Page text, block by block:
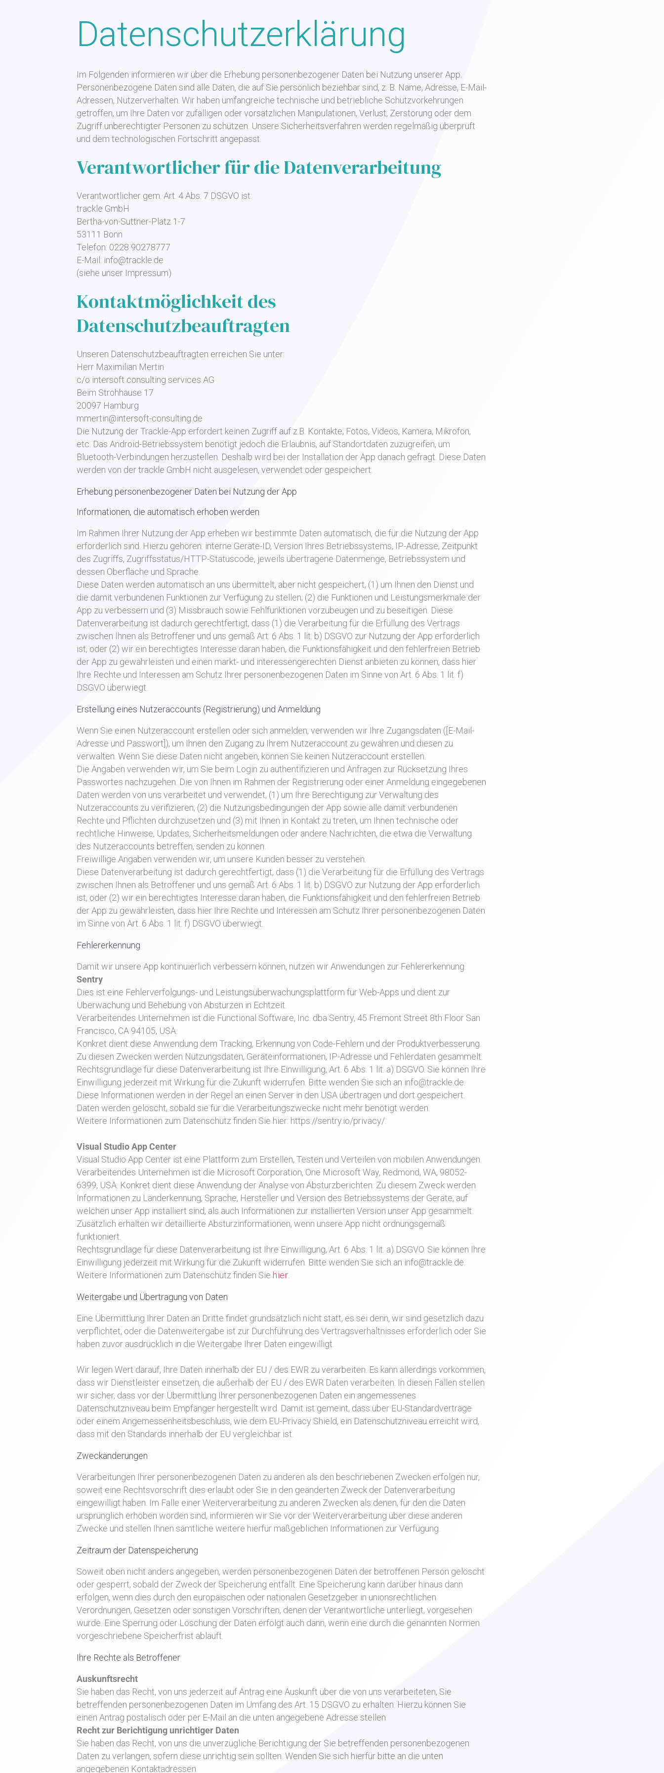
Datenschutzerklärung
Im Folgenden informieren wir über die Erhebung personenbezogener Daten bei Nutzung unserer App.
Personenbezogene Daten sind alle Daten, die auf Sie persönlich beziehbar sind, z. B. Name, Adresse, E-Mail-
Adressen, Nutzerverhalten. Wir haben umfangreiche technische und betriebliche Schutzvorkehrungen
getroffen, um Ihre Daten vor zufälligen oder vorsätzlichen Manipulationen, Verlust, Zerstörung oder dem
Zugriff unberechtigter Personen zu schützen. Unsere Sicherheitsverfahren werden regelmäßig überprüft
und dem technologischen Fortschritt angepasst.
Verantwortlicher für die Datenverarbeitung
Verantwortlicher gem. Art. 4 Abs. 7 DSGVO ist:
trackle GmbH
Bertha-von-Suttner-Platz 1-7
53111 Bonn
Telefon: 0228 90278777
E-Mail: info@trackle.de
(siehe unser Impressum)
Kontaktmöglichkeit des
Datenschutzbeauftragten
Unseren Datenschutzbeauftragten erreichen Sie unter:
Herr Maximilian Mertin
c/o intersoft consulting services AG
Beim Strohhause 17
20097 Hamburg
mmertin@intersoft-consulting.de
Die Nutzung der Trackle-App erfordert keinen Zugriff auf z.B. Kontakte, Fotos, Videos, Kamera, Mikrofon,
etc. Das Android-Betriebssystem benötigt jedoch die Erlaubnis, auf Standortdaten zuzugreifen, um
Bluetooth-Verbindungen herzustellen. Deshalb wird bei der Installation der App danach gefragt. Diese Daten
werden von der trackle GmbH nicht ausgelesen, verwendet oder gespeichert.
Erhebung personenbezogener Daten bei Nutzung der App
Informationen, die automatisch erhoben werden
Im Rahmen Ihrer Nutzung der App erheben wir bestimmte Daten automatisch, die für die Nutzung der App
erforderlich sind. Hierzu gehören: interne Geräte-ID, Version Ihres Betriebssystems, IP-Adresse, Zeitpunkt
des Zugriffs, Zugriffsstatus/HTTP-Statuscode, jeweils übertragene Datenmenge, Betriebssystem und
dessen Oberfläche und Sprache.
Diese Daten werden automatisch an uns übermittelt, aber nicht gespeichert, (1) um Ihnen den Dienst und
die damit verbundenen Funktionen zur Verfügung zu stellen; (2) die Funktionen und Leistungsmerkmale der
App zu verbessern und (3) Missbrauch sowie Fehlfunktionen vorzubeugen und zu beseitigen. Diese
Datenverarbeitung ist dadurch gerechtfertigt, dass (1) die Verarbeitung für die Erfüllung des Vertrags
zwischen Ihnen als Betroffener und uns gemäß Art. 6 Abs. 1 lit. b) DSGVO zur Nutzung der App erforderlich
ist, oder (2) wir ein berechtigtes Interesse daran haben, die Funktionsfähigkeit und den fehlerfreien Betrieb
der App zu gewährleisten und einen markt- und interessengerechten Dienst anbieten zu können, dass hier
Ihre Rechte und Interessen am Schutz Ihrer personenbezogenen Daten im Sinne von Art. 6 Abs. 1 lit. f)
DSGVO überwiegt.
Erstellung eines Nutzeraccounts (Registrierung) und Anmeldung
Wenn Sie einen Nutzeraccount erstellen oder sich anmelden, verwenden wir Ihre Zugangsdaten ([E-Mail-
Adresse und Passwort]), um Ihnen den Zugang zu Ihrem Nutzeraccount zu gewähren und diesen zu
verwalten. Wenn Sie diese Daten nicht angeben, können Sie keinen Nutzeraccount erstellen.
Die Angaben verwenden wir, um Sie beim Login zu authentifizieren und Anfragen zur Rücksetzung Ihres
Passwortes nachzugehen. Die von Ihnen im Rahmen der Registrierung oder einer Anmeldung eingegebenen
Daten werden von uns verarbeitet und verwendet, (1) um Ihre Berechtigung zur Verwaltung des
Nutzeraccounts zu verifizieren; (2) die Nutzungsbedingungen der App sowie alle damit verbundenen
Rechte und Pflichten durchzusetzen und (3) mit Ihnen in Kontakt zu treten, um Ihnen technische oder
rechtliche Hinweise, Updates, Sicherheitsmeldungen oder andere Nachrichten, die etwa die Verwaltung
des Nutzeraccounts betreffen, senden zu können.
Freiwillige Angaben verwenden wir, um unsere Kunden besser zu verstehen.
Diese Datenverarbeitung ist dadurch gerechtfertigt, dass (1) die Verarbeitung für die Erfüllung des Vertrags
zwischen Ihnen als Betroffener und uns gemäß Art. 6 Abs. 1 lit. b) DSGVO zur Nutzung der App erforderlich
ist, oder (2) wir ein berechtigtes Interesse daran haben, die Funktionsfähigkeit und den fehlerfreien Betrieb
der App zu gewährleisten, dass hier Ihre Rechte und Interessen am Schutz Ihrer personenbezogenen Daten
im Sinne von Art. 6 Abs. 1 lit. f) DSGVO überwiegt.
Fehlererkennung
Damit wir unsere App kontinuierlich verbessern können, nutzen wir Anwendungen zur Fehlererkennung.
Sentry
Dies ist eine Fehlerverfolgungs- und Leistungsüberwachungsplattform für Web-Apps und dient zur
Überwachung und Behebung von Abstürzen in Echtzeit.
Verarbeitendes Unternehmen ist die Functional Software, Inc. dba Sentry, 45 Fremont Street 8th Floor San
Francisco, CA 94105, USA.
Konkret dient diese Anwendung dem Tracking, Erkennung von Code-Fehlern und der Produktverbesserung.
Zu diesen Zwecken werden Nutzungsdaten, Geräteinformationen, IP-Adresse und Fehlerdaten gesammelt.
Rechtsgrundlage für diese Datenverarbeitung ist Ihre Einwilligung, Art. 6 Abs. 1 lit. a) DSGVO. Sie können Ihre
Einwilligung jederzeit mit Wirkung für die Zukunft widerrufen. Bitte wenden Sie sich an info@trackle.de.
Diese Informationen werden in der Regel an einen Server in den USA übertragen und dort gespeichert.
Daten werden gelöscht, sobald sie für die Verarbeitungszwecke nicht mehr benötigt werden.
Weitere Informationen zum Datenschutz finden Sie hier: https://sentry.io/privacy/.
Visual Studio App Center
Visual Studio App Center ist eine Plattform zum Erstellen, Testen und Verteilen von mobilen Anwendungen.
Verarbeitendes Unternehmen ist die Microsoft Corporation, One Microsoft Way, Redmond, WA, 98052-
6399, USA. Konkret dient diese Anwendung der Analyse von Absturzberichten. Zu diesem Zweck werden
Informationen zu Länderkennung, Sprache, Hersteller und Version des Betriebssystems der Geräte, auf
welchen unser App installiert sind, als auch Informationen zur installierten Version unser App gesammelt.
Zusätzlich erhalten wir detaillierte Absturzinformationen, wenn unsere App nicht ordnungsgemäß
funktioniert.
Rechtsgrundlage für diese Datenverarbeitung ist Ihre Einwilligung, Art. 6 Abs. 1 lit. a) DSGVO. Sie können Ihre
Einwilligung jederzeit mit Wirkung für die Zukunft widerrufen. Bitte wenden Sie sich an info@trackle.de.
Weitere Informationen zum Datenschutz finden Sie hier
Weitergabe und Übertragung von Daten
Eine Übermittlung Ihrer Daten an Dritte findet grundsätzlich nicht statt, es sei denn, wir sind gesetzlich dazu
verpflichtet, oder die Datenweitergabe ist zur Durchführung des Vertragsverhältnisses erforderlich oder Sie
haben zuvor ausdrücklich in die Weitergabe Ihrer Daten eingewilligt.
Wir legen Wert darauf, Ihre Daten innerhalb der EU / des EWR zu verarbeiten. Es kann allerdings vorkommen,
dass wir Dienstleister einsetzen, die außerhalb der EU / des EWR Daten verarbeiten. In diesen Fällen stellen
wir sicher, dass vor der Übermittlung Ihrer personenbezogenen Daten ein angemessenes
Datenschutzniveau beim Empfänger hergestellt wird. Damit ist gemeint, dass über EU-Standardverträge
oder einem Angemessenheitsbeschluss, wie dem EU-Privacy Shield, ein Datenschutzniveau erreicht wird,
dass mit den Standards innerhalb der EU vergleichbar ist.
Zweckänderungen
Verarbeitungen Ihrer personenbezogenen Daten zu anderen als den beschriebenen Zwecken erfolgen nur,
soweit eine Rechtsvorschrift dies erlaubt oder Sie in den geänderten Zweck der Datenverarbeitung
eingewilligt haben. Im Falle einer Weiterverarbeitung zu anderen Zwecken als denen, für den die Daten
ursprünglich erhoben worden sind, informieren wir Sie vor der Weiterverarbeitung über diese anderen
Zwecke und stellen Ihnen sämtliche weitere hierfür maßgeblichen Informationen zur Verfügung.
Zeitraum der Datenspeicherung
Soweit oben nicht anders angegeben, werden personenbezogenen Daten der betroffenen Person gelöscht
oder gesperrt, sobald der Zweck der Speicherung entfällt. Eine Speicherung kann darüber hinaus dann
erfolgen, wenn dies durch den europäischen oder nationalen Gesetzgeber in unionsrechtlichen
Verordnungen, Gesetzen oder sonstigen Vorschriften, denen der Verantwortliche unterliegt, vorgesehen
wurde. Eine Sperrung oder Löschung der Daten erfolgt auch dann, wenn eine durch die genannten Normen
vorgeschriebene Speicherfrist abläuft.
Ihre Rechte als Betroffener
Auskunftsrecht
Sie haben das Recht, von uns jederzeit auf Antrag eine Auskunft über die von uns verarbeiteten, Sie
betreffenden personenbezogenen Daten im Umfang des Art. 15 DSGVO zu erhalten. Hierzu können Sie
einen Antrag postalisch oder per E-Mail an die unten angegebene Adresse stellen.
Recht zur Berichtigung unrichtiger Daten
Sie haben das Recht, von uns die unverzügliche Berichtigung der Sie betreffenden personenbezogenen
Daten zu verlangen, sofern diese unrichtig sein sollten. Wenden Sie sich hierfür bitte an die unten
angegebenen Kontaktadressen.